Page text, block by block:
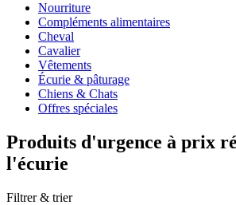
Nourriture
Compléments alimentaires
Cheval
Cavalier
Vêtements
Écurie & pâturage
Chiens & Chats
Offres spéciales
Produits d'urgence à prix
l'écurie
Filtrer & trier